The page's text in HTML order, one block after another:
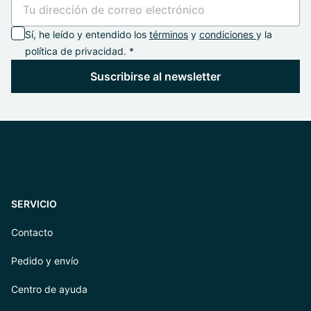
Sí, he leído y entendido los términos y condiciones y la
política de privacidad. *
Suscribirse al newsletter
SERVICIO
Contacto
Pedido y envío
Centro de ayuda